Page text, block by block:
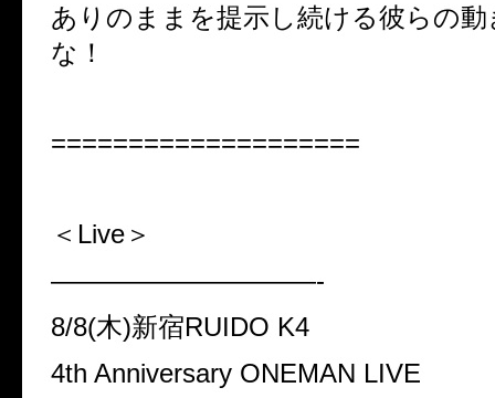
ありのままを提示し続ける彼らの
な！
====================
＜Live＞
——————————-
8/8(木)新宿RUIDO K4
4th Anniversary ONEMAN LIVE